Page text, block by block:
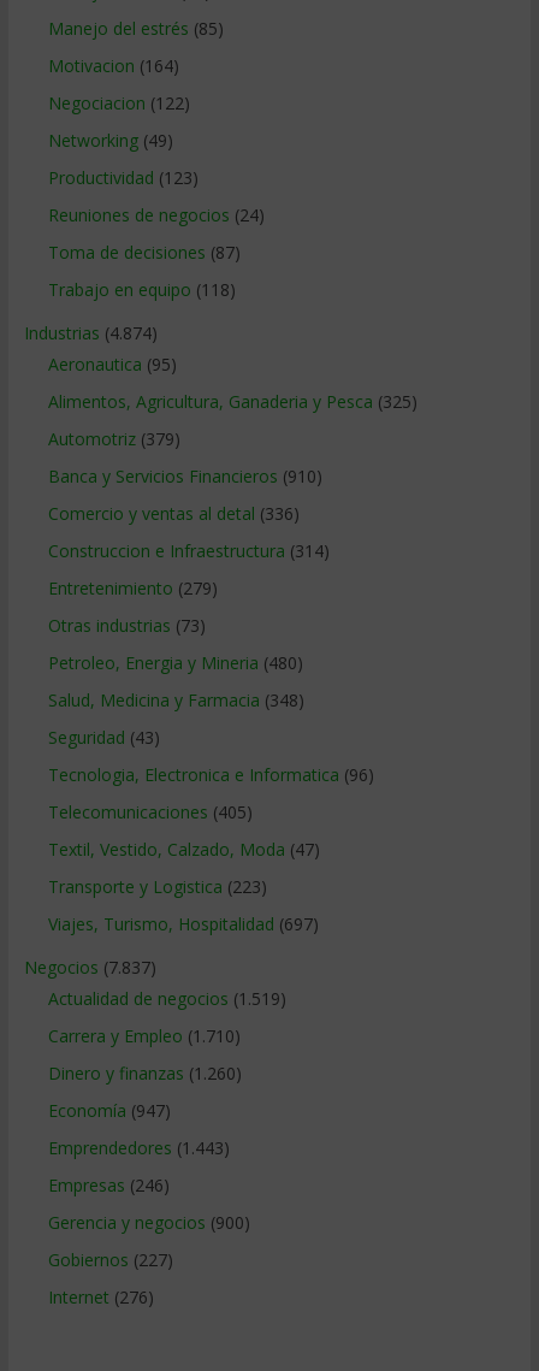
Manejo del estrés (85)
Motivacion (164)
Negociacion (122)
Networking(49)
Productividad (123)
Reuniones de negocios (24)
Toma de decisiones (87)
Trabajo en equipo (118)
Industrias (4.874)
Aeronautica (95)
Alimentos, Agricultura, Ganaderia y Pesca (325)
Automotriz(379)
Banca y Servicios Financieros (910)
Comercio y ventas al detal (336)
Construccion e Infraestructura (314)
Entretenimiento (279)
Otras industrias (73)
Petroleo, Energia y Mineria (480)
Salud, Medicina y Farmacia (348)
Seguridad (43)
Tecnologia, Electronica e Informatica (96)
Telecomunicaciones (405)
Textil, Vestido, Calzado, Moda (47)
Transporte y Logistica (223)
Viajes, Turismo, Hospitalidad (697)
Negocios (7.837)
Actualidad de negocios (1.519)
Carrera y Empleo (1.710)
Dinero y finanzas (1.260)
Economía (947)
Emprendedores (1.443)
Empresas (246)
Gerencia y negocios (900)
Gobiernos (227)
Internet (276)